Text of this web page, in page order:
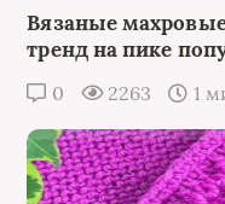
Вязаные
тренд на пике
0 2263 1